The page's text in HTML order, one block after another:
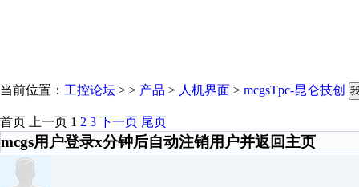
当前位置： 工控论坛 > > 产品 > 人机界面 > mcgsTpc-昆仑技创
首页 上一页 1 2 3 下一页 尾页
mcgs用户登录x分钟后自动注销用户并返回主页